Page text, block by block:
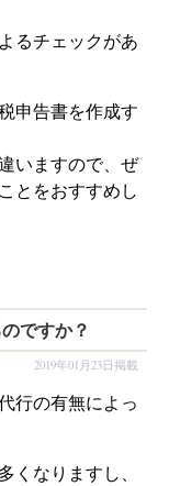
るチェックがあ
申告書を作成す
いますので、ぜ
とをおすすめし
ですか？
2019年01月23日掲載
行の有無によっ
くなりますし、